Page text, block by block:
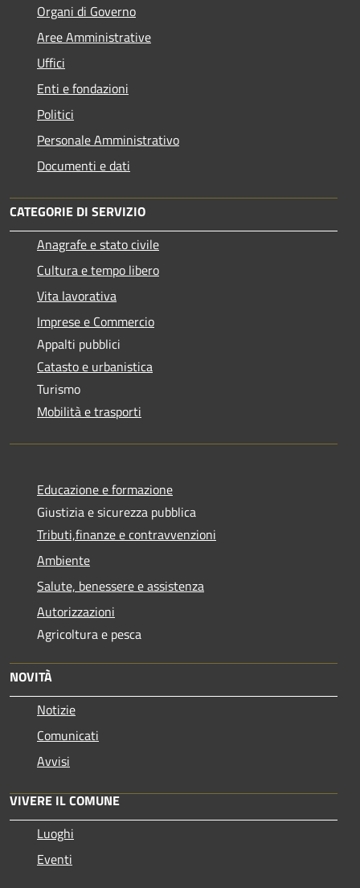
Organi di Governo
Aree Amministrative
Uffici
Enti e fondazioni
Politici
Personale Amministrativo
Documenti e dati
CATEGORIE DI SERVIZIO
Anagrafe e stato civile
Cultura e tempo libero
Vita lavorativa
Imprese e Commercio
Appalti pubblici
Catasto e urbanistica
Turismo
Mobilità e trasporti
Educazione e formazione
Giustizia e sicurezza pubblica
Tributi,finanze e contravvenzioni
Ambiente
Salute, benessere e assistenza
Autorizzazioni
Agricoltura e pesca
NOVITÀ
Notizie
Comunicati
Avvisi
VIVERE IL COMUNE
Luoghi
Eventi